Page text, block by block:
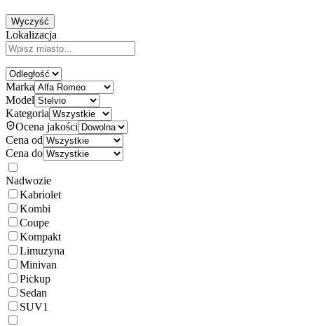
Wyczyść
Lokalizacja
Marka
Model
Kategoria
Ocena jakości
Cena od
Cena do
Nadwozie
Kabriolet
Kombi
Coupe
Kompakt
Limuzyna
Minivan
Pickup
Sedan
SUV1